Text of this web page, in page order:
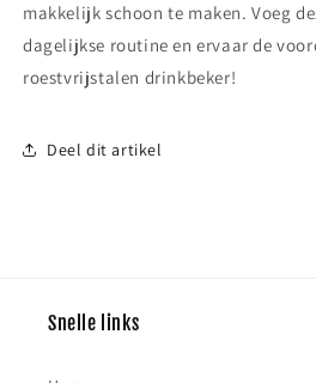
makkelijk schoon te maken. Voeg
dagelijkse routine en ervaar de
roestvrijstalen drinkbeker!
Deel dit artikel
Snelle links